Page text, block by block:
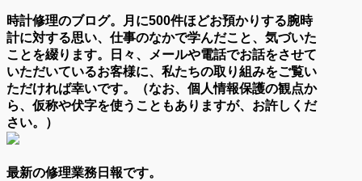
時計修理のブログ。月に500件ほどお預かりする腕時
計に対する思い、仕事のなかで学んだこと、気づいた
ことを綴ります。日々、メールや電話でお話をさせて
いただいているお客様に、私たちの取り組みをご覧い
ただければ幸いです。（なお、個人情報保護の観点か
ら、仮称や伏字を使うこともありますが、お許しくだ
さい。）
最新の修理業務日報です。